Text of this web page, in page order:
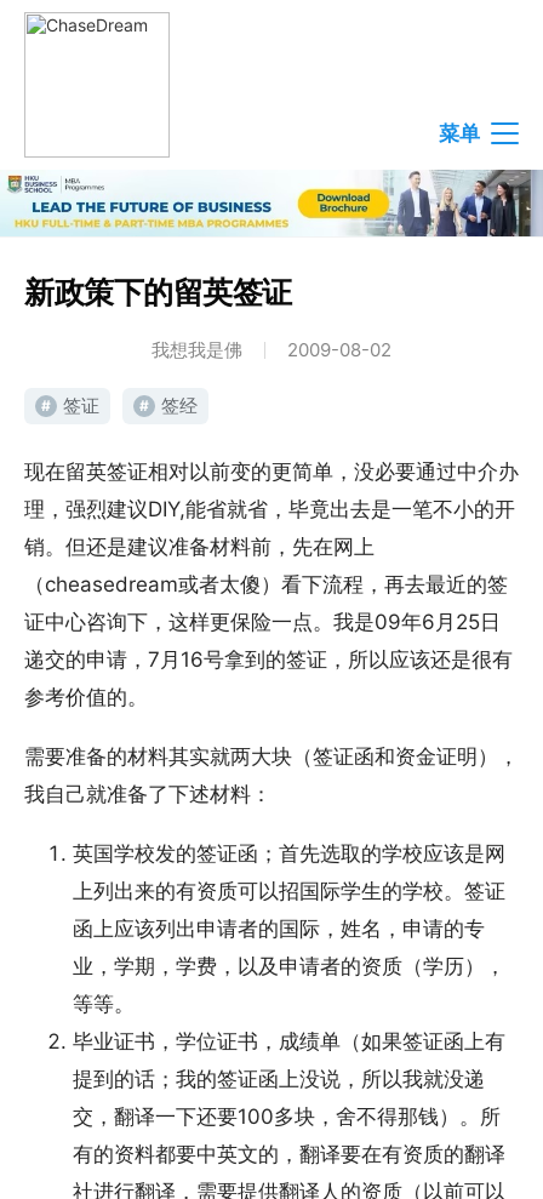
菜单
新政策下的留英签证
我想我是佛 2009-08-02
# 签证 # 签经
现在留英签证相对以前变的更简单，没必要通过中介办
理，强烈建议DIY,能省就省，毕竟出去是一笔不小的开
销。但还是建议准备材料前，先在网上
（cheasedream或者太傻）看下流程，再去最近的签
证中心咨询下，这样更保险一点。我是09年6月25日
递交的申请，7月16号拿到的签证，所以应该还是很有
参考价值的。
需要准备的材料其实就两大块（签证函和资金证明），
我自己就准备了下述材料：
英国学校发的签证函；首先选取的学校应该是网
上列出来的有资质可以招国际学生的学校。签证
函上应该列出申请者的国际，姓名，申请的专
业，学期，学费，以及申请者的资质（学历），
等等。
毕业证书，学位证书，成绩单（如果签证函上有
提到的话；我的签证函上没说，所以我就没递
交，翻译一下还要100多块，舍不得那钱）。所
有的资料都要中英文的，翻译要在有资质的翻译
社进行翻译，需要提供翻译人的资质（以前可以